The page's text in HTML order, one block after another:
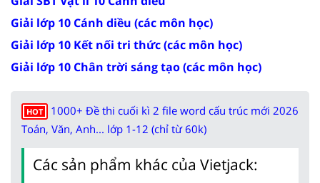
Giải lớp 10 Cánh diều (các môn học)
Giải lớp 10 Kết nối tri thức (các môn học)
Giải lớp 10 Chân trời sáng tạo (các môn học)
HOT
1000+ Đề thi cuối kì 2 file word cấu trúc mới 2026
Toán, Văn, Anh... lớp 1-12 (chỉ từ 60k)
Các sản phẩm khác của Vietjack: